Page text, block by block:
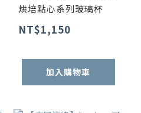
烘培點心系列玻璃杯
NT$1,150
加入購物車